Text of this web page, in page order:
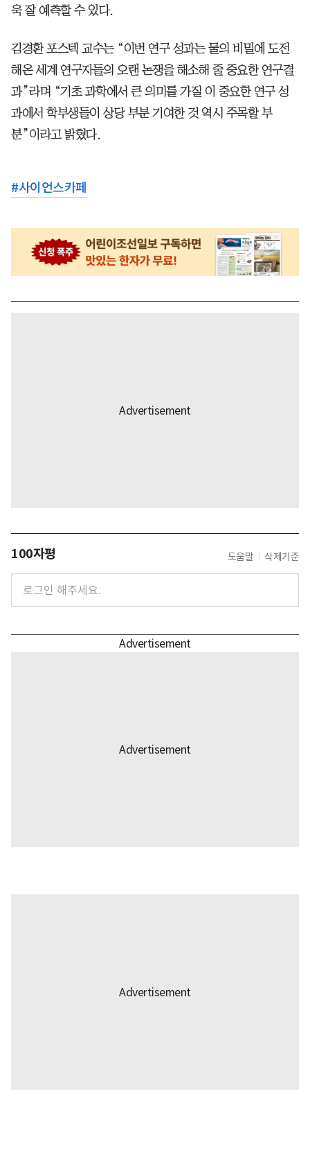
욱 잘 예측할 수 있다.
김경환 포스텍 교수는 “이번 연구 성과는 물의 비밀에 도전
해온 세계 연구자들의 오랜 논쟁을 해소해 줄 중요한 연구결
과”라며 “기초 과학에서 큰 의미를 가질 이 중요한 연구 성
과에서 학부생들이 상당 부분 기여한 것 역시 주목할 부
분”이라고 밝혔다.
#사이언스카페
100자평 도움말 삭제기준